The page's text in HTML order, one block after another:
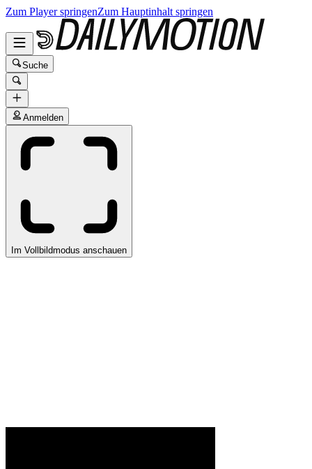
Zum Player springenZum Hauptinhalt springen
Suche
Anmelden
Im Vollbildmodus anschauen